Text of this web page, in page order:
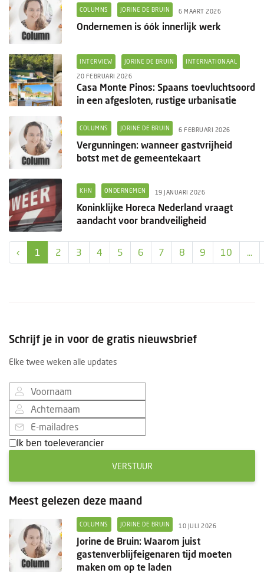
COLUMNS JORINE DE BRUIN 6 MAART 2026
Ondernemen is óók innerlijk werk
INTERVIEW JORINE DE BRUIN INTERNATIONAAL
20 FEBRUARI 2026
Casa Monte Pinos: Spaans toevluchtsoord
in een afgesloten, rustige urbanisatie
COLUMNS JORINE DE BRUIN 6 FEBRUARI 2026
Vergunningen: wanneer gastvrijheid
botst met de gemeentekaart
KHN ONDERNEMEN 19 JANUARI 2026
Koninklijke Horeca Nederland vraagt
aandacht voor brandveiligheid
‹ 1 2 3 4 5 6 7 8 9 10 ...
Schrijf je in voor de gratis nieuwsbrief
Elke twee weken alle updates
Ik ben toeleverancier
VERSTUUR
Meest gelezen deze maand
COLUMNS JORINE DE BRUIN 10 JULI 2026
Jorine de Bruin: Waarom juist
gastenverblijfeigenaren tijd moeten
maken om op te laden